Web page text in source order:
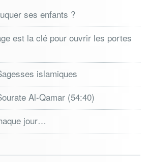
ses enfants ?
est la clé pour ouvrir les portes
islamiques
Al-Qamar (54:40)
jour…